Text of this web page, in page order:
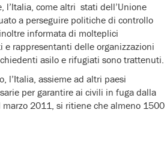
come altri stati dell’Unione
a perseguire politiche di controllo
informata di molteplici
rappresentanti delle organizzazioni
asilo e rifugiati sono trattenuti.
l’Italia, assieme ad altri paesi
per garantire ai civili in fuga dalla
2011, si ritiene che almeno 1500